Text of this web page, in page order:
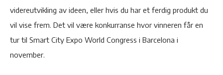
videreutvikling av ideen, eller hvis du har et ferdig produkt du
vil vise frem. Det vil være konkurranse hvor vinneren får en
tur til Smart City Expo World Congress i Barcelona i
november.